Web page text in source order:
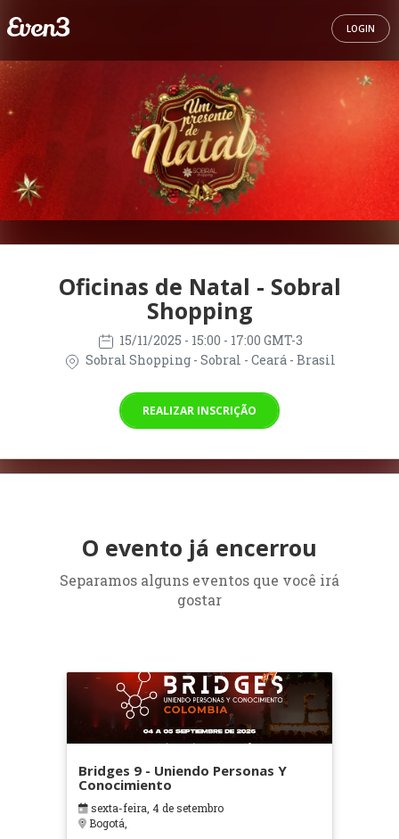
LOGIN
Oficinas de Natal - Sobral
Shopping
15/11/2025 - 15:00 - 17:00 GMT-3
Sobral Shopping - Sobral - Ceará - Brasil
REALIZAR INSCRIÇÃO
O evento já encerrou
Separamos alguns eventos que você irá
gostar
Bridges 9 - Uniendo Personas Y
Conocimiento
sexta-feira, 4 de setembro
Bogotá,